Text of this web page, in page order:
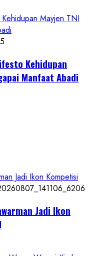
Mayjen TNI
Kehidupan
Manfaat Abadi
Jadi Ikon Kompetisi
Jadi Ikon